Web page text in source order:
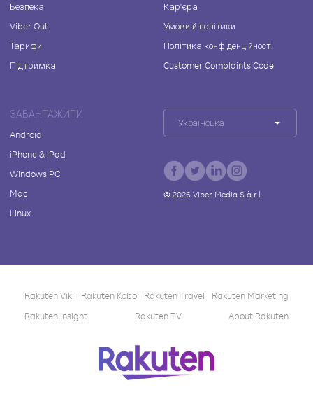
Безпека
Viber Out
Тарифи
Підтримка
Кар'єра
Умови й політики
Політика конфіденційності
Customer Complaints Code
ЗАВАНТАЖИТИ
Android
iPhone & iPad
Windows PC
Mac
Linux
Українська
© 2026Viber Media S.à r.l.
Rakuten Viki Rakuten Kobo Rakuten Travel
Rakuten Marketing
Rakuten Insight
Rakuten TV About Rakuten